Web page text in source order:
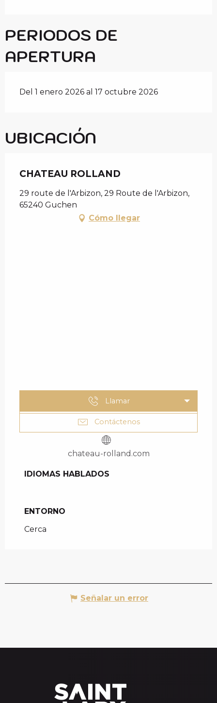
PERIODOS DE
APERTURA
Del 1 enero 2026 al 17 octubre 2026
UBICACIÓN
CHATEAU ROLLAND
29 route de l'Arbizon, 29 Route de l'Arbizon,
65240 Guchen
Cómo llegar
Llamar
Contáctenos
chateau-rolland.com
IDIOMAS HABLADOS
IDIOMAS HABLADOS
ENTORNO
ENTORNO
Cerca
Señalar un error